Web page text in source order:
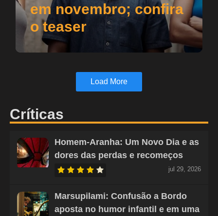
em novembro; confira
o teaser
Load More
Críticas
Homem-Aranha: Um Novo Dia e as
dores das perdas e recomeços
jul 29, 2026
Marsupilami: Confusão a Bordo
aposta no humor infantil e em uma